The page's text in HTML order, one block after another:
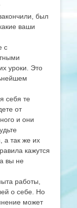
был
ваши
с
уроки. Это
себя те
от
и они
а так же их
кажутся
вы не
работы,
о себе. Но
может